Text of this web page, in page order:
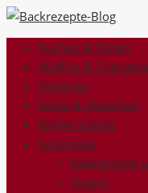
Kuchen & Torten
Muffins & Cupcakes
Toppings
Kekse & Plätzchen
Kinderrezepte
Saisonales
Valentinstag
Ostern